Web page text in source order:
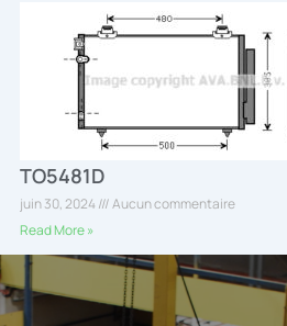
TO5481D
juin 30, 2024
Aucun commentaire
Read More »